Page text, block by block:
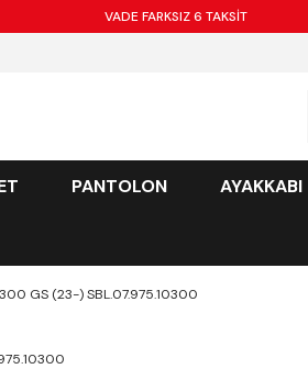
VADE FARKSIZ 6 TAKSİT
PANTOLON AYAKKABI
GS (23-) SBL.07.975.10300